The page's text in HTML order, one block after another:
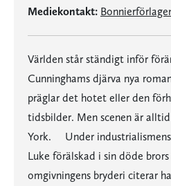
Mediekontakt:
Världen står ständigt inför
Cunninghams djärva nya roman
präglar det hotet eller den
tidsbilder. Men scenen är
York. Under industrialismens
Luke förälskad i sin döde
omgivningens bryderi citerar